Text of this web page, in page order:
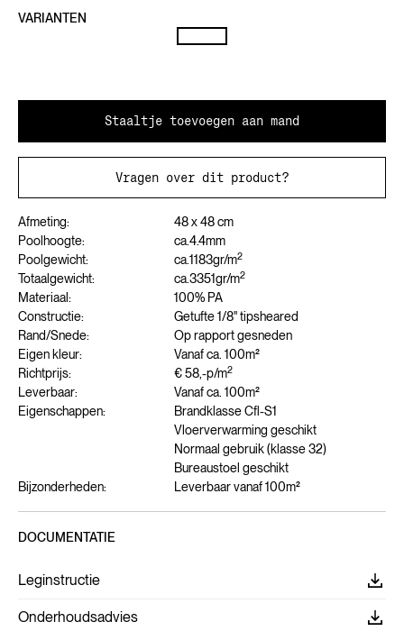
VARIANTEN
Staaltje toevoegen aan mand
Vragen over dit product?
Afmeting:
48 x 48 cm
Poolhoogte:
ca.4.4mm
Poolgewicht:
ca.1183gr/m2
Totaalgewicht: ca.3351gr/m2
Materiaal:
100% PA
Constructie:
Getufte 1/8" tipsheared
Rand/Snede:
Op rapport gesneden
Eigen kleur:
Vanaf ca. 100m²
Richtprijs:
€ 58,-p/m2
Leverbaar:
Vanaf ca. 100m²
Eigenschappen:
Brandklasse Cfl-S1
Vloerverwarming geschikt
Normaal gebruik (klasse 32)
Bureaustoel geschikt
Bijzonderheden:
Leverbaar vanaf 100m²
DOCUMENTATIE
Leginstructie
Onderhoudsadvies